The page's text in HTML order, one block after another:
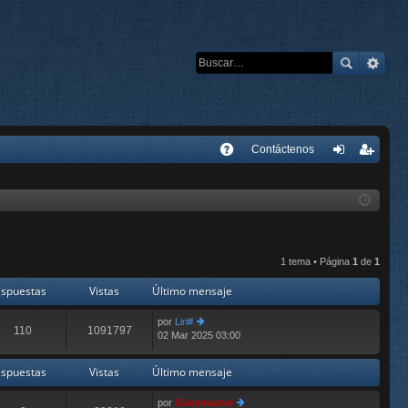
Contáctenos
ar
ist
rs
1 tema • Página 1 de 1
Vistas Último mensaje
110 1091797
por Liri#
er
o
e
02 Mar 2025 03:00
Vistas Último mensaje
por Güesmaster